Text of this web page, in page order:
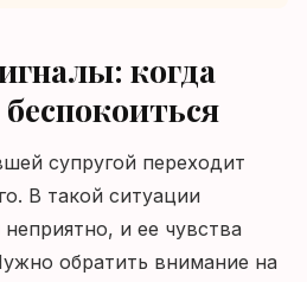
когда
супругой переходит
В такой ситуации
и ее чувства
обратить внимание на